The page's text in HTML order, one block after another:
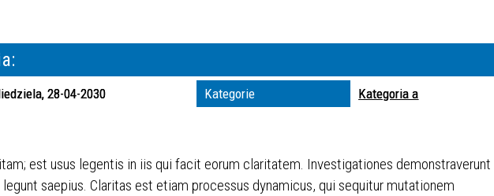
zakresie
28-04-2030 Kategorie Kategoria a
est usus legentis in iis qui facit eorum claritatem. Investigationes demonstraverunt
saepius. Claritas est etiam processus dynamicus, qui sequitur mutationem